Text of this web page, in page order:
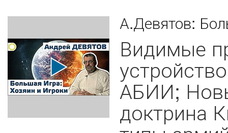
А.Девятов:
Видимые
АБИИ;
доктрина